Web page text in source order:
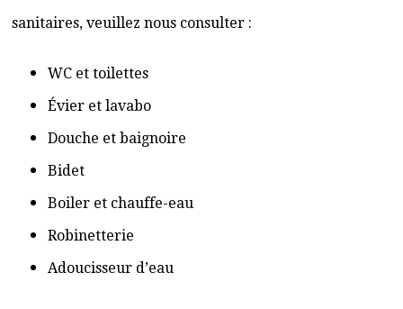
sanitaires, veuillez nous consulter :
WC et toilettes
Évier et lavabo
Douche et baignoire
Bidet
Boiler et chauffe-eau
Robinetterie
Adoucisseur d’eau